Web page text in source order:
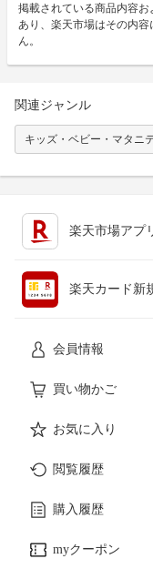
掲載されている商品内容
あり、楽天市場はその内
ん。
関連ジャンル
キッズ・ベビー・マタニ
楽天市場アプ
楽天カード新
会員情報
買い物かご
お気に入り
閲覧履歴
購入履歴
myクーポン